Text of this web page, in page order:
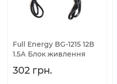
Full Energy BG-1215 12В
1.5А Блок живлення
302 грн.